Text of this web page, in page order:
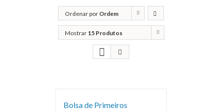
Ordenar por Ordem
predefinida
Mostrar 15 Produtos
Bolsa de Primeiros